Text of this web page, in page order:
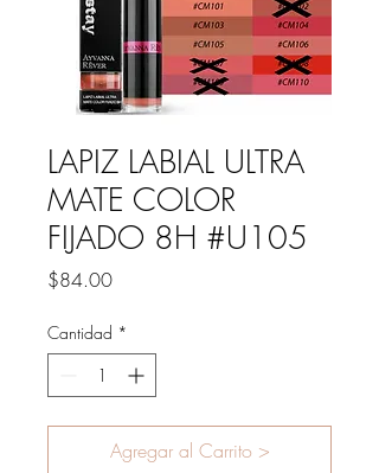
LAPIZ LABIAL ULTRA
MATE COLOR
FIJADO 8H #U105
$84.00Precio
Cantidad *
Agregar al Carrito >